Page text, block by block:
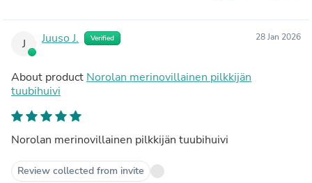
J Juuso J. Verified 28 Jan 2026
About product Norolan merinovillainen pilkkijän
tuubihuivi
Norolan merinovillainen pilkkijän tuubihuivi
Review collected from invite